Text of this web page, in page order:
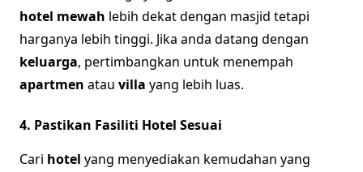
hotel mewah lebih dekat dengan masjid tetapi
harganya lebih tinggi. Jika anda datang dengan
keluarga, pertimbangkan untuk menempah
apartmen atau villa yang lebih luas.
4. Pastikan Fasiliti Hotel Sesuai
Cari hotel yang menyediakan kemudahan yang